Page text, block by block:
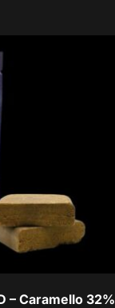
– Caramello 32%